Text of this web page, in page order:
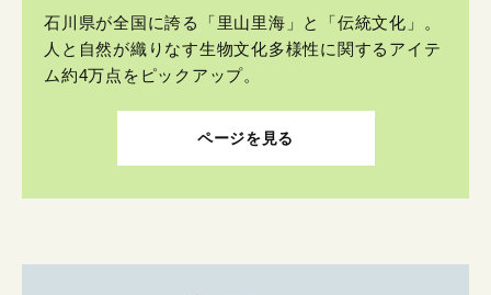
石川県が全国に誇る「里山里海」と「伝統文化」。
人と自然が織りなす生物文化多様性に関するアイテ
ム約4万点をピックアップ。
ページを見る